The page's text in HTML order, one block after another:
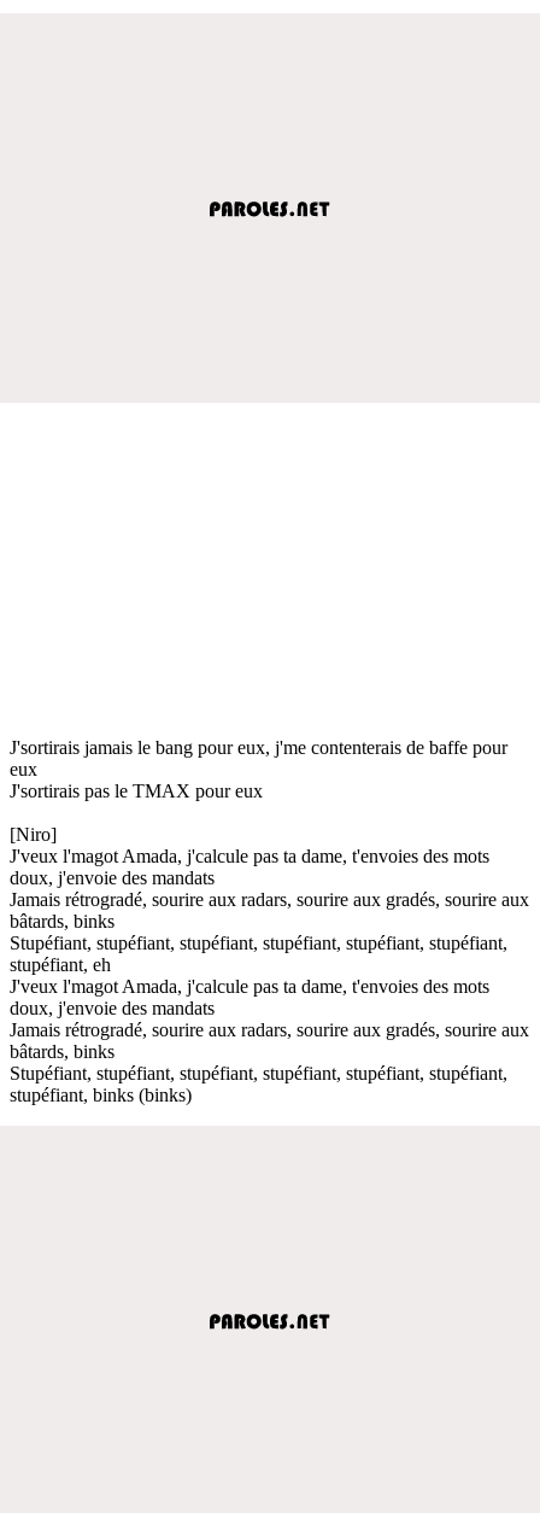
J'sortirais jamais le bang pour eux, j'me contenterais de baffe pour
eux
J'sortirais pas le TMAX pour eux
[Niro]
J'veux l'magot Amada, j'calcule pas ta dame, t'envoies des mots
doux, j'envoie des mandats
Jamais rétrogradé, sourire aux radars, sourire aux gradés, sourire aux
bâtards, binks
Stupéfiant, stupéfiant, stupéfiant, stupéfiant, stupéfiant, stupéfiant,
stupéfiant, eh
J'veux l'magot Amada, j'calcule pas ta dame, t'envoies des mots
doux, j'envoie des mandats
Jamais rétrogradé, sourire aux radars, sourire aux gradés, sourire aux
bâtards, binks
Stupéfiant, stupéfiant, stupéfiant, stupéfiant, stupéfiant, stupéfiant,
stupéfiant, binks (binks)